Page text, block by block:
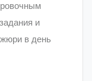
и
в день